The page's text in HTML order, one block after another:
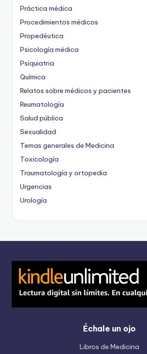
Práctica médica
Procedimientos médicos
Propedéutica
Psicología médica
Psiquiatria
Química
Relatos sobre médicos y pacientes
Reumatología
Salud pública
Sexualidad
Temas generales de Medicina
Toxicología
Traumatología y ortopedia
Urgencias
Urología
Échale un ojo
Libros de Medicina